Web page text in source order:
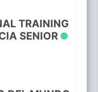
TRAINING
SENIOR